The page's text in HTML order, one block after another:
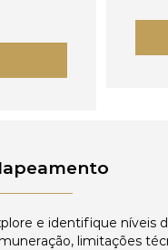
e identifique níveis
limitações